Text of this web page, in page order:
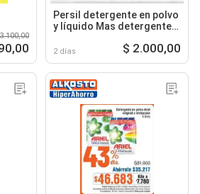
Persil detergente en polvo
y líquido Mas detergente
2 días $ 2.000,00